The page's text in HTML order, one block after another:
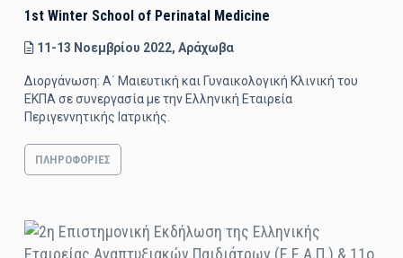
1st Winter School of Perinatal Medicine
11-13 Νοεμβρίου 2022, Αράχωβα
Διοργάνωση: Α΄ Μαιευτική και Γυναικολογική Κλινική του
ΕΚΠΑ σε συνεργασία με την Ελληνική Εταιρεία
Περιγεννητικής Ιατρικής.
ΠΛΗΡΟΦΟΡΊΕΣ